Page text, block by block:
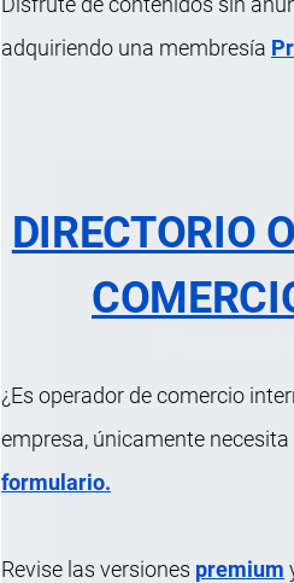
adquiriendo una membresía
DIRECTORIO
¿Es operador de comercio
empresa, únicamente
formulario.
Revise las versiones premium